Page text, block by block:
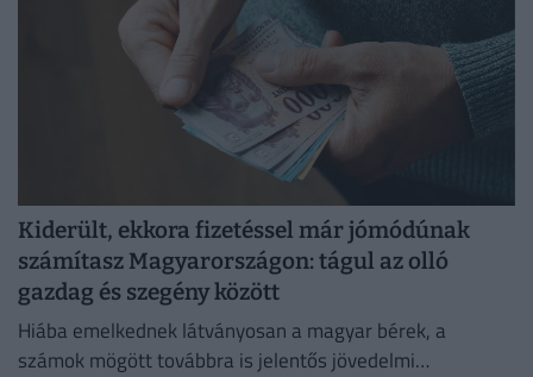
Kiderült, ekkora fizetéssel már jómódúnak
számítasz Magyarországon: tágul az olló
gazdag és szegény között
Hiába emelkednek látványosan a magyar bérek, a
számok mögött továbbra is jelentős jövedelmi